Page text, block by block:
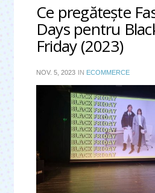
Ce pregăteşte
Days pentru
Friday (2023)
NOV. 5, 2023 IN ECOMMERCE